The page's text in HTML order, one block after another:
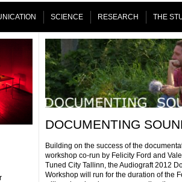
SCIENCE RESEARCH THE
DOCUMENTING
Building on the success of the
workshop co-run by Felicity Ford and
Tuned City Tallinn, the Audiograft 2012
Workshop will run for the duration of the